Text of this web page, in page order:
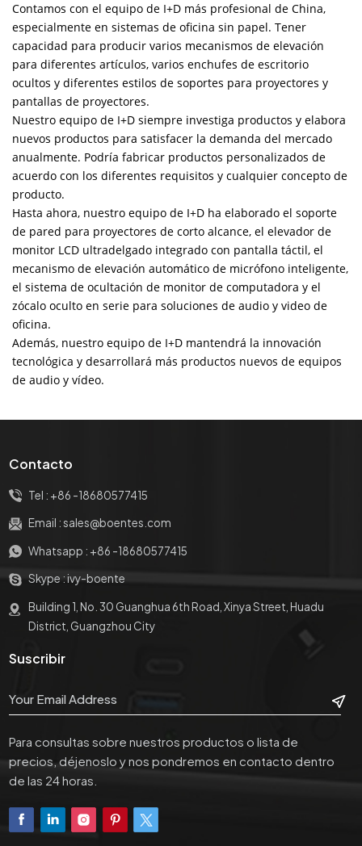
Contamos con el equipo de I+D más profesional de China,
especialmente en sistemas de oficina sin papel. Tener
capacidad para producir varios mecanismos de elevación
para diferentes artículos, varios enchufes de escritorio
ocultos y diferentes estilos de soportes para proyectores y
pantallas de proyectores.
Nuestro equipo de I+D siempre investiga productos y elabora
nuevos productos para satisfacer la demanda del mercado
anualmente. Podría fabricar productos personalizados de
acuerdo con los diferentes requisitos y cualquier concepto de
producto.
Hasta ahora, nuestro equipo de I+D ha elaborado el soporte
de pared para proyectores de corto alcance, el elevador de
monitor LCD ultradelgado integrado con pantalla táctil, el
mecanismo de elevación automático de micrófono inteligente,
el sistema de ocultación de monitor de computadora y el
zócalo oculto en serie para soluciones de audio y video de
oficina.
Además, nuestro equipo de I+D mantendrá la innovación
tecnológica y desarrollará más productos nuevos de equipos
de audio y vídeo.
Contacto
Tel : +86 -18680577415
Email :sales@boentes.com
Whatsapp : +86 -18680577415
Skype : ivy-boente
Building 1, No. 30 Guanghua 6th Road, Xinya Street, Huadu
District, Guangzhou City
Suscribir
Para consultas sobre nuestros productos o lista de
precios, déjenoslo y nos pondremos en contacto dentro
de las 24 horas.